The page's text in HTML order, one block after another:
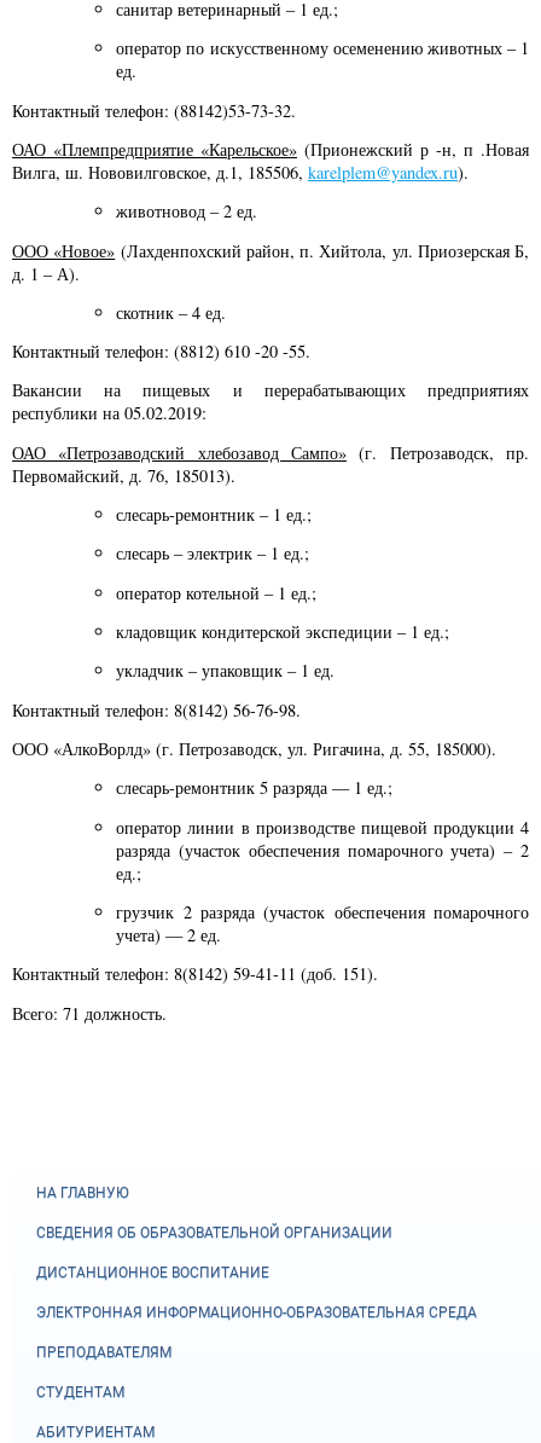
санитар ветеринарный – 1 ед.;
оператор по искусственному осеменению животных – 1
ед.
Контактный телефон: (88142)53-73-32.
ОАО «Племпредприятие «Карельское» (Прионежский р -н, п .Новая
Вилга, ш. Нововилговское, д.1, 185506, karelplem@yandex.ru).
животновод – 2 ед.
ООО «Новое» (Лахденпохский район, п. Хийтола, ул. Приозерская Б,
д. 1 – А).
скотник – 4 ед.
Контактный телефон: (8812) 610 -20 -55.
Вакансии на пищевых и перерабатывающих предприятиях
республики на 05.02.2019:
ОАО «Петрозаводский хлебозавод Сампо» (г. Петрозаводск, пр.
Первомайский, д. 76, 185013).
слесарь-ремонтник – 1 ед.;
слесарь – электрик – 1 ед.;
оператор котельной – 1 ед.;
кладовщик кондитерской экспедиции – 1 ед.;
укладчик – упаковщик – 1 ед.
Контактный телефон: 8(8142) 56-76-98.
ООО «АлкоВорлд» (г. Петрозаводск, ул. Ригачина, д. 55, 185000).
слесарь-ремонтник 5 разряда — 1 ед.;
оператор линии в производстве пищевой продукции 4
разряда (участок обеспечения помарочного учета) – 2
ед.;
грузчик 2 разряда (участок обеспечения помарочного
учета) — 2 ед.
Контактный телефон: 8(8142) 59-41-11 (доб. 151).
Всего: 71 должность.
НА ГЛАВНУЮ
СВЕДЕНИЯ ОБ ОБРАЗОВАТЕЛЬНОЙ ОРГАНИЗАЦИИ
ДИСТАНЦИОННОЕ ВОСПИТАНИЕ
ЭЛЕКТРОННАЯ ИНФОРМАЦИОННО-ОБРАЗОВАТЕЛЬНАЯ СРЕДА
ПРЕПОДАВАТЕЛЯМ
СТУДЕНТАМ
АБИТУРИЕНТАМ